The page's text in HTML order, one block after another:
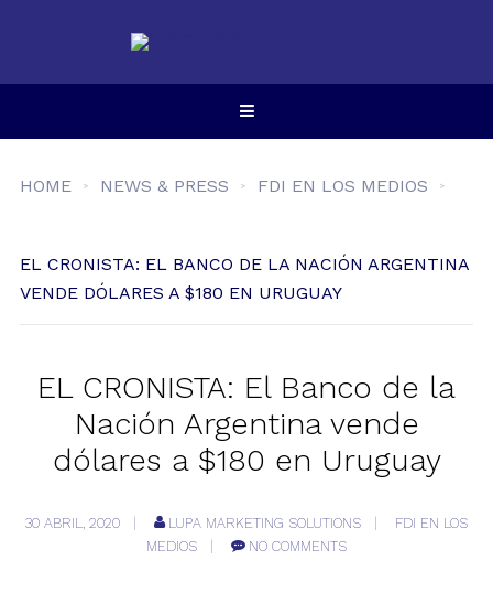
HOME NEWS & PRESS FDI EN LOS MEDIOS
EL CRONISTA: EL BANCO DE LA NACIÓN ARGENTINA
VENDE DÓLARES A $180 EN URUGUAY
EL CRONISTA: El Banco de la
Nación Argentina vende
dólares a $180 en Uruguay
30 ABRIL, 2020 LUPA MARKETING SOLUTIONS
FDI EN LOS
MEDIOS
NO COMMENTS